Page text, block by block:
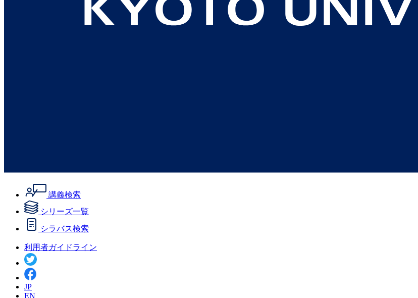
講義検索
シリーズ一覧
シラバス検索
利用者ガイドライン
JP
EN